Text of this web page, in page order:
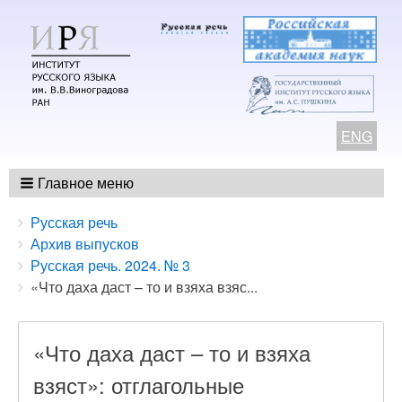
ENG
Главное меню
Breadcrumbs
You
are
here:
Русская речь
Архив выпусков
Русская речь. 2024. № 3
«Что даха даст – то и взяха взяс...
«Что даха даст – то и взяха
взяст»: отглагольные